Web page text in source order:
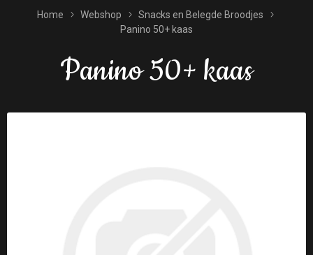
Home Webshop
Snacks en Belegde Broodjes
Panino 50+ kaas
Panino 50+ kaas